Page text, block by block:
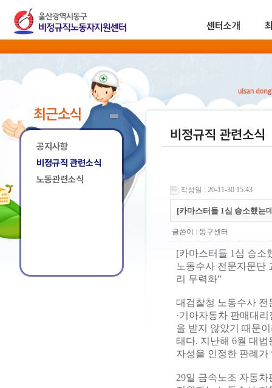
센터소개
최근소식
공지사항
비정규직 관련소식
노동관련소식
비정규직 관련소식
작성일 : 20-11-30 15:43
[카마스터들 1심 승소했는
글쓴이 : 동구센터
[카마스터들 1심 승소
노동수사 전문자문단
리 무력화”
대검찰청 노동수사 전
·기아자동차 판매대
을 받지 않았기 때문
태다. 지난해 6월 대
자성을 인정한 판례
29일 금속노조 자동